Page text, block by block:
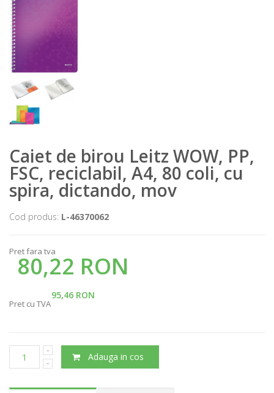
Caiet de birou Leitz WOW, PP,
FSC, reciclabil, A4, 80 coli, cu
spira, dictando, mov
Cod produs: L-46370062
Pret fara tva
80,22 RON
95,46 RON
Pret cu TVA
Adauga in cos